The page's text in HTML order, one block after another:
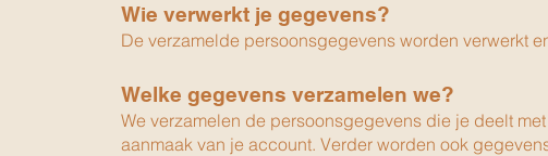
Wie verwerkt je gegevens?
De verzamelde persoonsgegevens worden verwerkt
Welke gegevens verzamelen we?
We verzamelen de persoonsgegevens die je deelt
aanmaak van je account. Verder worden ook